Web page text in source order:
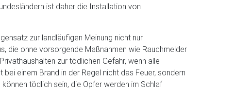
ist daher die Installation von
zur landläufigen Meinung nicht nur
die ohne vorsorgende Maßnahmen wie Rauchmelder
zur tödlichen Gefahr, wenn alle
einem Brand in der Regel nicht das Feuer, sondern
tödlich sein, die Opfer werden im Schlaf